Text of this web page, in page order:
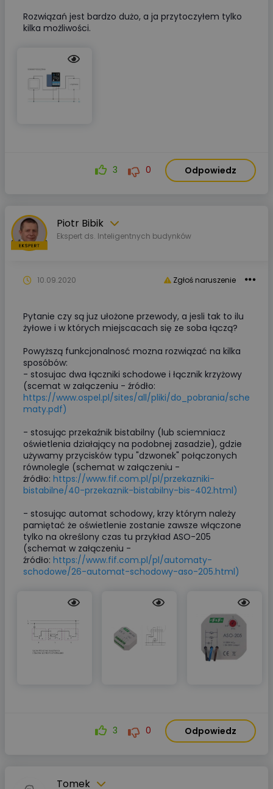
Rozwiązań jest bardzo dużo, a ja przytoczyłem tylko
kilka możliwości.
3 0 Odpowiedz
Piotr Bibik
Ekspert ds. Inteligentnych budynków
Zgłoś naruszenie
10.09.2020
Pytanie czy są juz ułożone przewody, a jesli tak to ilu
żyłowe i w których miejscacach się ze soba łączą?
Powyższą funkcjonalnosć mozna rozwiązać na kilka
sposóbów:
- stosujac dwa łączniki schodowe i łącznik krzyżowy
(scemat w załączeniu - źródło:
https://www.ospel.pl/sites/all/pliki/do_pobrania/sche
maty.pdf)
- stosując przekaźnik bistabilny (lub sciemniacz
oświetlenia działający na podobnej zasadzie), gdzie
używamy przycisków typu "dzwonek" połączonych
równolegle (schemat w załączeniu -
źródło: https://www.fif.com.pl/pl/przekazniki-
bistabilne/40-przekaznik-bistabilny-bis-402.html)
- stosując automat schodowy, krzy którym należy
pamiętać że oświetlenie zostanie zawsze włączone
tylko na określony czas tu przykład ASO-205
(schemat w załączeniu -
źródło: https://www.fif.com.pl/pl/automaty-
schodowe/26-automat-schodowy-aso-205.html)
3 0 Odpowiedz
Tomek